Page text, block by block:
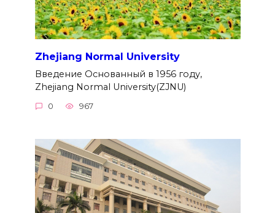
Zhejiang Normal University
Введение Основанный в 1956 году,
Zhejiang Normal University(ZJNU)
0 967